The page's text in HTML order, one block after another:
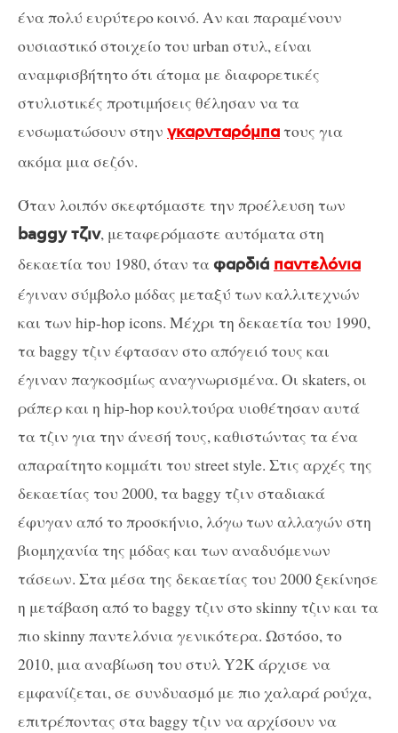
ένα πολύ ευρύτερο κοινό. Αν και παραμένουν
ουσιαστικό στοιχείο του urban στυλ, είναι
αναμφισβήτητο ότι άτομα με διαφορετικές
στυλιστικές προτιμήσεις θέλησαν να τα
ενσωματώσουν στην γκαρνταρόμπατους για
ακόμα μια σεζόν.
Όταν λοιπόν σκεφτόμαστε την προέλευση των
baggy τζιν, μεταφερόμαστε αυτόματα στη
δεκαετία του 1980, όταν ταφαρδιά παντελόνια
έγιναν σύμβολο μόδας μεταξύ των καλλιτεχνών
και των hip-hop icons. Μέχρι τη δεκαετία του 1990,
τα baggy τζιν έφτασαν στο απόγειό τους και
έγιναν παγκοσμίως αναγνωρισμένα. Οι skaters, οι
ράπερ και η hip-hop κουλτούρα υιοθέτησαν αυτά
τα τζιν για την άνεσή τους, καθιστώντας τα ένα
απαραίτητο κομμάτι του street style. Στις αρχές της
δεκαετίας του 2000, τα baggy τζιν σταδιακά
έφυγαν από το προσκήνιο, λόγω των αλλαγών στη
βιομηχανία της μόδας και των αναδυόμενων
τάσεων. Στα μέσα της δεκαετίας του 2000 ξεκίνησε
η μετάβαση από το baggy τζιν στο skinny τζιν και τα
πιο skinny παντελόνια γενικότερα. Ωστόσο, το
2010, μια αναβίωση του στυλ Y2K άρχισε να
εμφανίζεται, σε συνδυασμό με πιο χαλαρά ρούχα,
επιτρέποντας στα baggy τζιν να αρχίσουν να